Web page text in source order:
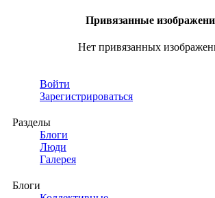
Привязанные
Нет привязанных
Войти
Зарегистрироваться
Разделы
Блоги
Люди
Галерея
Блоги